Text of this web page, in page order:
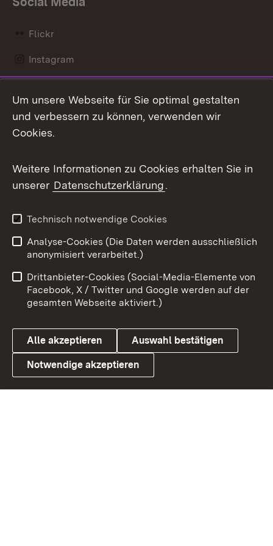
Flickr
Instagram
Mastodon
Messenger
Social Wall
X / Twitter
Youtube
Link zum Landesportal
Benutzungshinweise
Barrierefreiheit
Datenschutz
Cookies
Um unsere Webseite für Sie optimal gestalten
und verbessern zu können, verwenden wir
Cookies.
Weitere Informationen zu Cookies erhalten Sie in
unserer Datenschutzerklärung.
Technisch notwendige Cookies
Analyse-Cookies (Die Daten werden ausschließlich
anonymisiert verarbeitet.)
Drittanbieter-Cookies (Social-Media-Elemente von
Facebook, X / Twitter und Google werden auf der
gesamten Webseite aktiviert.)
Alle akzeptieren Auswahl bestätigen
Notwendige akzeptieren